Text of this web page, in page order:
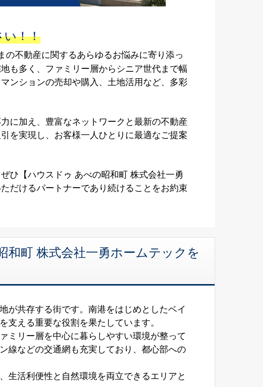
い！！
不動産に関するあらゆるお悩みに寄り添っ
も多く、ファミリー層からシニア世代まで幅
ンションの売却や購入、土地活用など、多彩
に加え、豊富なネットワークと最新の不動産
を実現し、お客様一人ひとりに最適なご提案
ひ【ハウスドゥ あべの昭和町 株式会社一勇
だけるパートナーであり続けることをお約束
町 株式会社一勇ホームテックを
が共存する街です。南港をはじめとしたベイ
える重要な役割を果たしています。
ミリー層を中心に暮らしやすい環境が整って
線などの交通網も充実しており、都心部への
生活利便性と自然環境を両立できるエリアと